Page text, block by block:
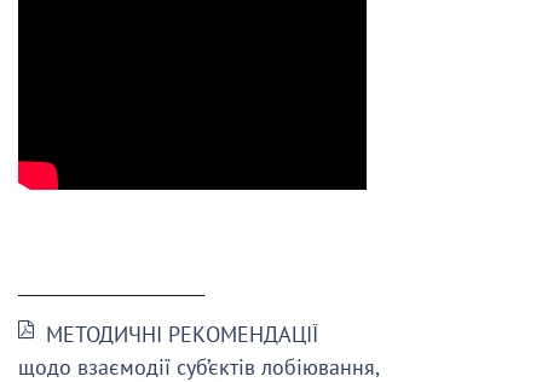
МЕТОДИЧНІ РЕКОМЕНДАЦІЇ
щодо взаємодії суб’єктів лобіювання,